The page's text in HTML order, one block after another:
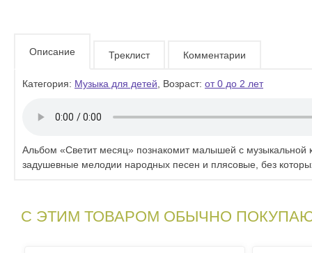
Описание Треклист Комментарии
Категория: Музыка для детей , Возраст: от 0 до 2 лет
Альбом «Светит месяц» познакомит малышей с
задушевные мелодии народных песен и плясовые, без
С ЭТИМ ТОВАРОМ ОБЫЧНО